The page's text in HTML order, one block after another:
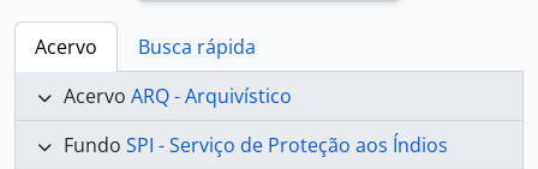
Acervo
Busca rápida
Acervo ARQ - Arquivístico
Fundo SPI - Serviço de Proteção aos Índios